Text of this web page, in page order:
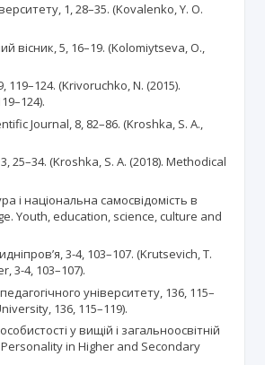
1, 28–35. (Kovalenko, Y. O.
вісник, 5, 16–19. (Kolomiytseva, O.,
(Krivoruchko, N. (2015).
Journal, 8, 82–86. (Kroshka, S. A.,
(Kroshka, S. A. (2018). Methodical
і національна самосвідомість в
Youth, education, science, culture and
3-4, 103–107. (Krutsevich, T.
3-4, 103–107).
університету, 136, 115–
136, 115–119).
у вищій і загальноосвітній
in Higher and Secondary